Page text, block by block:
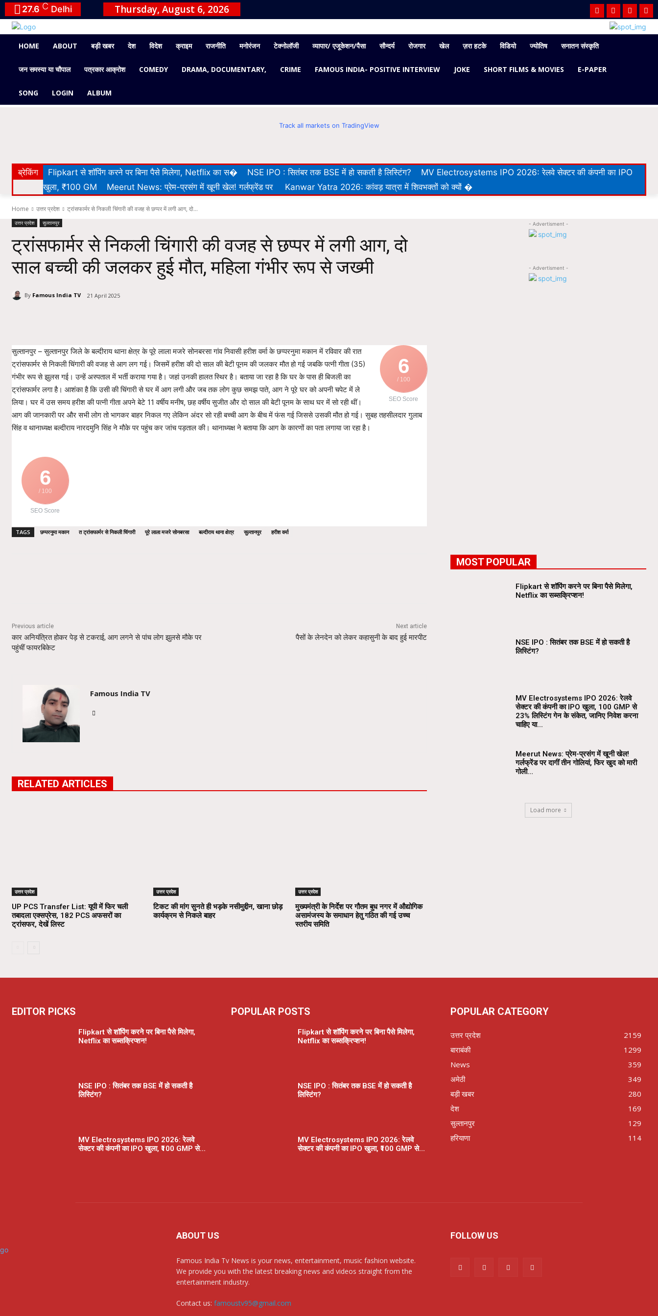
27.6 C Delhi Thursday, August 6, 2026
HOME ABOUT बड़ी खबर देश विदेश क्राइम राजनीति मनोरंजन टेक्नोलॉजी व्यापार/ एजूकेशन/पैसा सौन्दर्य रोजगार खेल ज़रा हटके विडियो ज्योतिष सनातन संस्कृति
जन समस्या या चौपाल पत्रकार आक्रोश COMEDY DRAMA, DOCUMENTARY, CRIME FAMOUS INDIA- POSITIVE INTERVIEW JOKE SHORT FILMS & MOVIES E-PAPER
SONG LOGIN ALBUM
Track all markets on TradingView
ब्रेकिंग Flipkart से शॉपिंग करने पर बिना पैसे मिलेगा, Netflix का स� NSE IPO : सितंबर तक BSE में हो सकती है लिस्टिंग?
MV Electrosystems IPO 2026: रेलवे सेक्टर की कंपनी का IPO
खुला, ₹100 GM
Meerut News: प्रेम-प्रसंग में खूनी खेल! गर्लफ्रेंड पर Kanwar Yatra 2026: कांवड़ यात्रा में शिवभक्तों को क्यों �
Home उत्तर प्रदेश ट्रांसफार्मर से निकली चिंगारी की वजह से छप्पर में लगी आग, दो...
उत्तर प्रदेश सुल्तानपुर
ट्रांसफार्मर से निकली चिंगारी की वजह से छप्पर में लगी आग, दो
साल बच्ची की जलकर हुई मौत, महिला गंभीर रूप से जख्मी
By Famous India TV 21 April 2025
6
/ 100
SEO Score
सुल्तानपुर – सुल्तानपुर जिले के बल्दीराय थाना क्षेत्र के पूरे लाला मजरे सोनबरसा गांव निवासी हरीश वर्मा के छप्परनुमा मकान में रविवार की रात
ट्रांसफार्मर से निकली चिंगारी की वजह से आग लग गई। जिसमें हरीश की दो साल की बेटी पूनम की जलकर मौत हो गई जबकि पत्नी गीता (35)
गंभीर रूप से झुलस गई। उन्हें अस्पताल में भर्ती कराया गया है। जहां उनकी हालत स्थिर है। बताया जा रहा है कि घर के पास ही बिजली का
ट्रांसफार्मर लगा है। आशंका है कि उसी की चिंगारी से घर में आग लगी और जब तक लोग कुछ समझ पाते, आग ने पूरे घर को अपनी चपेट में ले
लिया। घर में उस समय हरीश की पत्नी गीता अपने बेटे 11 वर्षीय मनीष, छह वर्षीय सुजीत और दो साल की बेटी पूनम के साथ घर में सो रही थीं।
आग की जानकारी पर और सभी लोग तो भागकर बाहर निकल गए लेकिन अंदर सो रही बच्ची आग के बीच में फंस गई जिससे उसकी मौत हो गई। सुबह तहसीलदार गुलाब
सिंह व थानाध्यक्ष बल्दीराय नारदमुनि सिंह ने मौके पर पहुंच कर जांच पड़ताल की। थानाध्यक्ष ने बताया कि आग के कारणों का पता लगाया जा रहा है।
6
/ 100
SEO Score
TAGS छप्परनुमा मकान त ट्रांसफार्मर से निकली चिंगारी पूरे लाला मजरे सोनबरसा बल्दीराय थाना क्षेत्र सुल्तानपुर हरीश वर्मा
Previous article
कार अनियंत्रित होकर पेड़ से टकराई, आग लगने से पांच लोग झुलसे मौके पर
पहुंचीं फायरबिकेट
Next article
पैसों के लेनदेन को लेकर कहासुनी के बाद हुई मारपीट
Famous India TV
RELATED ARTICLES
उत्तर प्रदेश
UP PCS Transfer List: यूपी में फिर चली
तबादला एक्सप्रेस, 182 PCS अफसरों का
ट्रांसफर, देखें लिस्ट
उत्तर प्रदेश
टिकट की मांग सुनते ही भड़के नसीमुद्दीन, खाना छोड़
कार्यक्रम से निकले बाहर
उत्तर प्रदेश
मुख्यमंत्री के निर्देश पर गौतम बुध नगर में औद्योगिक
असामंजस्य के समाधान हेतु गठित की गई उच्च
स्तरीय समिति
- Advertisment -
- Advertisment -
MOST POPULAR
Flipkart से शॉपिंग करने पर बिना पैसे मिलेगा,
Netflix का सब्सक्रिप्शन!
NSE IPO : सितंबर तक BSE में हो सकती है
लिस्टिंग?
MV Electrosystems IPO 2026: रेलवे
सेक्टर की कंपनी का IPO खुला, ₹100 GMP से
23% लिस्टिंग गेन के संकेत, जानिए निवेश करना
चाहिए या...
Meerut News: प्रेम-प्रसंग में खूनी खेल!
गर्लफ्रेंड पर दागीं तीन गोलियां, फिर खुद को मारी
गोली…
Load more
EDITOR PICKS
Flipkart से शॉपिंग करने पर बिना पैसे मिलेगा,
Netflix का सब्सक्रिप्शन!
NSE IPO : सितंबर तक BSE में हो सकती है
लिस्टिंग?
MV Electrosystems IPO 2026: रेलवे
सेक्टर की कंपनी का IPO खुला, ₹100 GMP से...
POPULAR POSTS
Flipkart से शॉपिंग करने पर बिना पैसे मिलेगा,
Netflix का सब्सक्रिप्शन!
NSE IPO : सितंबर तक BSE में हो सकती है
लिस्टिंग?
MV Electrosystems IPO 2026: रेलवे
सेक्टर की कंपनी का IPO खुला, ₹100 GMP से...
POPULAR CATEGORY
उत्तर प्रदेश
2159
बाराबंकी
1299
News
359
अमेठी
349
बड़ी खबर
280
देश
169
सुल्तानपुर
129
हरियाणा
114
ABOUT US
Famous India Tv News is your news, entertainment, music fashion website.
We provide you with the latest breaking news and videos straight from the
entertainment industry.
Contact us: famoustv95@gmail.com
FOLLOW US